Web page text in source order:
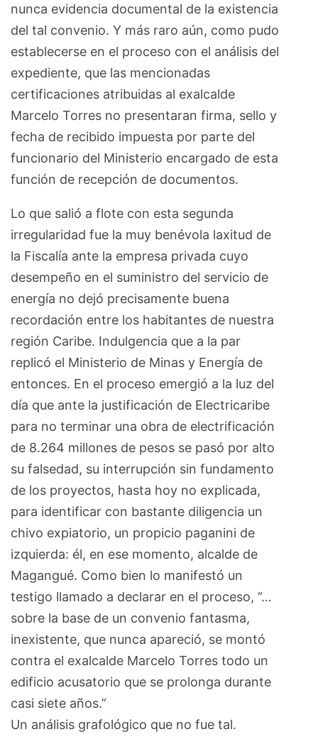
nunca evidencia documental de la existencia
del tal convenio. Y más raro aún, como pudo
establecerse en el proceso con el análisis del
expediente, que las mencionadas
certificaciones atribuidas al exalcalde
Marcelo Torres no presentaran firma, sello y
fecha de recibido impuesta por parte del
funcionario del Ministerio encargado de esta
función de recepción de documentos.
Lo que salió a flote con esta segunda
irregularidad fue la muy benévola laxitud de
la Fiscalía ante la empresa privada cuyo
desempeño en el suministro del servicio de
energía no dejó precisamente buena
recordación entre los habitantes de nuestra
región Caribe. Indulgencia que a la par
replicó el Ministerio de Minas y Energía de
entonces. En el proceso emergió a la luz del
día que ante la justificación de Electricaribe
para no terminar una obra de electrificación
de 8.264 millones de pesos se pasó por alto
su falsedad, su interrupción sin fundamento
de los proyectos, hasta hoy no explicada,
para identificar con bastante diligencia un
chivo expiatorio, un propicio paganini de
izquierda: él, en ese momento, alcalde de
Magangué. Como bien lo manifestó un
testigo llamado a declarar en el proceso, “…
sobre la base de un convenio fantasma,
inexistente, que nunca apareció, se montó
contra el exalcalde Marcelo Torres todo un
edificio acusatorio que se prolonga durante
casi siete años.”
Un análisis grafológico que no fue tal.